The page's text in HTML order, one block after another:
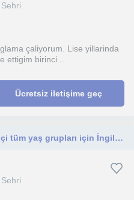
çaliyorum. Lise yillarinda
ettigim birinci...
Ücretsiz iletişime geç
Afyon'da yüzyüze veya çevrimiçi tüm yaş grupları için İngilizce dersleri